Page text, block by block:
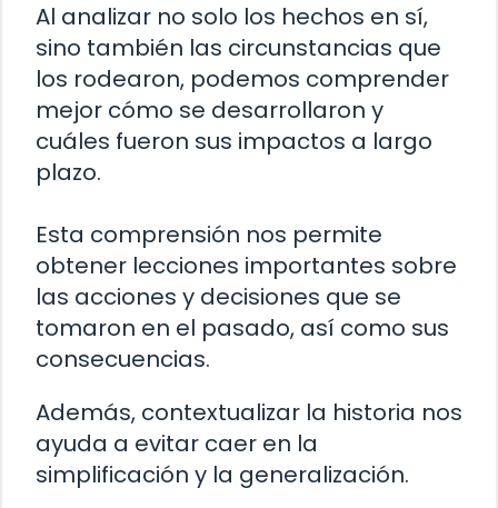
Al analizar no solo los hechos en sí,
sino también las circunstancias que
los rodearon, podemos comprender
mejor cómo se desarrollaron y
cuáles fueron sus impactos a largo
plazo.
Esta comprensión nos permite
obtener lecciones importantes sobre
las acciones y decisiones que se
tomaron en el pasado, así como sus
consecuencias.
Además, contextualizar la historia nos
ayuda a evitar caer en la
simplificación y la generalización.